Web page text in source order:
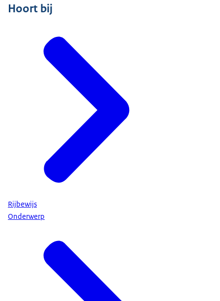
Hoort bij
Rijbewijs
Onderwerp